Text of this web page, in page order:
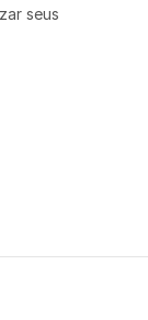
seus